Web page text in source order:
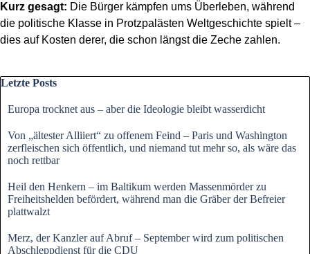
Kurz gesagt: Die Bürger kämpfen ums Überleben, während
die politische Klasse in Protzpalästen Weltgeschichte spielt –
dies auf Kosten derer, die schon längst die Zeche zahlen.
Block überspringen Letzte Posts
Letzte Posts
Europa trocknet aus – aber die Ideologie bleibt wasserdicht
Von „ältester Alliiert“ zu offenem Feind – Paris und Washington
zerfleischen sich öffentlich, und niemand tut mehr so, als wäre das
noch rettbar
Heil den Henkern – im Baltikum werden Massenmörder zu
Freiheitshelden befördert, während man die Gräber der Befreier
plattwalzt
Merz, der Kanzler auf Abruf – September wird zum politischen
Abschleppdienst für die CDU